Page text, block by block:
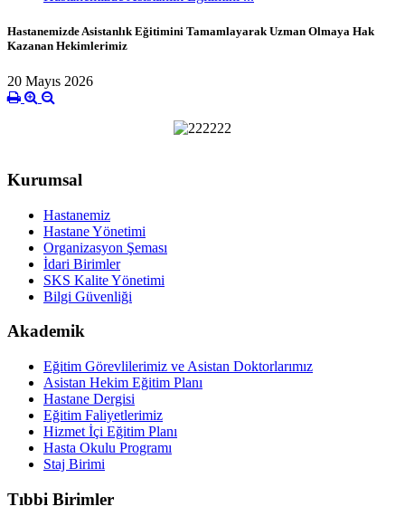
Hastanemizde Asistanlık Eğitimini Tamamlayarak Uzman Olmaya Hak
Kazanan Hekimlerimiz
20 Mayıs 2026
Kurumsal
Hastanemiz
Hastane Yönetimi
Organizasyon Şeması
İdari Birimler
SKS Kalite Yönetimi
Bilgi Güvenliği
Akademik
Eğitim Görevlilerimiz ve Asistan Doktorlarımız
Asistan Hekim Eğitim Planı
Hastane Dergisi
Eğitim Faliyetlerimiz
Hizmet İçi Eğitim Planı
Hasta Okulu Programı
Staj Birimi
Tıbbi Birimler